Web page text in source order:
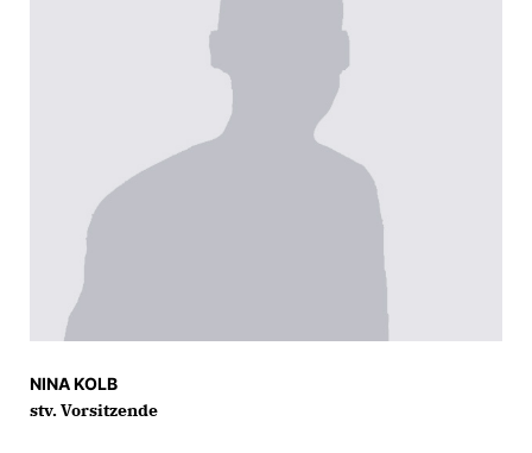
NINA KOLB
stv. Vorsitzende